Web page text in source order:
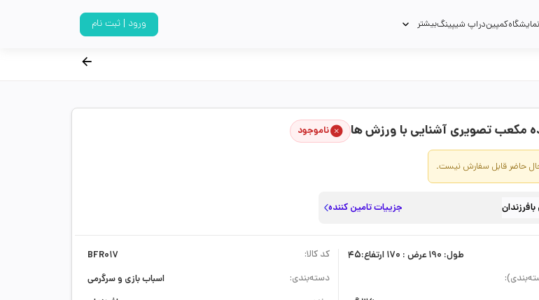
نمایشگاهکمپیندراپ شیپینگبیشتر ورود | ثبت نام
مکعب تصویری آشنایی با ورزش ها ناموجود
حال حاضر قابل سفارش نیست.
جزییات تامین کننده
طول: 190 عرض : 170 ارتفاع:45 کد کالا: BFR017
دسته‌بندی: اسباب بازی و سرگرمی